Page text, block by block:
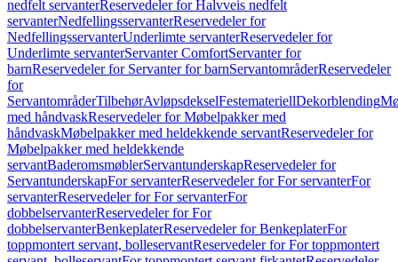
nedfelt servanterReservedeler for Halvveis nedfelt
servanterNedfellingsservanterReservedeler for
NedfellingsservanterUnderlimte servanterReservedeler for
Underlimte servanterServanter ComfortServanter for
barnReservedeler for Servanter for barnServantområderReservedeler
for
ServantområderTilbehørAvløpsdekselFestemateriellDekorblending
med håndvaskReservedeler for Møbelpakker med
håndvaskMøbelpakker med heldekkende servantReservedeler for
Møbelpakker med heldekkende
servantBaderomsmøblerServantunderskapReservedeler for
ServantunderskapFor servanterReservedeler for For servanterFor
servanterReservedeler for For servanterFor
dobbelservanterReservedeler for For
dobbelservanterBenkeplaterReservedeler for BenkeplaterFor
toppmontert servant, bolleservantReservedeler for For toppmontert